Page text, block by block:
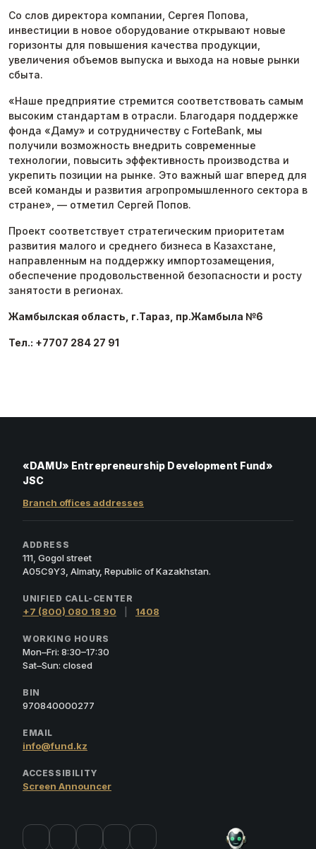
Со слов директора компании, Сергея Попова,
инвестиции в новое оборудование открывают новые
горизонты для повышения качества продукции,
увеличения объемов выпуска и выхода на новые рынки
сбыта.
«Наше предприятие стремится соответствовать самым
высоким стандартам в отрасли. Благодаря поддержке
фонда «Даму» и сотрудничеству с ForteBank, мы
получили возможность внедрить современные
технологии, повысить эффективность производства и
укрепить позиции на рынке. Это важный шаг вперед для
всей команды и развития агропромышленного сектора в
стране», — отметил Сергей Попов.
Проект соответствует стратегическим приоритетам
развития малого и среднего бизнеса в Казахстане,
направленным на поддержку импортозамещения,
обеспечение продовольственной безопасности и росту
занятости в регионах.
Жамбылская область, г.Тараз, пр.Жамбыла №6
Тел.: +7707 284 27 91
«DAMU» Entrepreneurship Development Fund»
JSC
Branch offices addresses
ADDRESS
111, Gogol street
A05C9Y3, Almaty, Republic of Kazakhstan.
UNIFIED CALL-CENTER
+7 (800) 080 18 90 1408
WORKING HOURS
Mon–Fri: 8:30–17:30
Sat–Sun: closed
BIN
970840000277
EMAIL
info@fund.kz
ACCESSIBILITY
Screen Announcer